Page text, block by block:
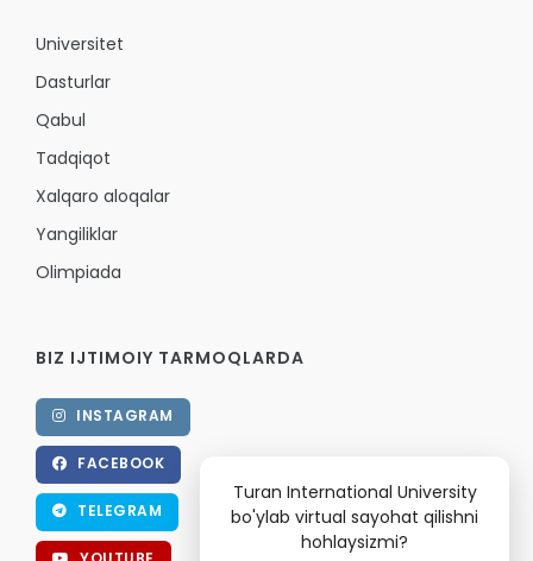
Universitet
Dasturlar
Qabul
Tadqiqot
Xalqaro aloqalar
Yangiliklar
Olimpiada
BIZ IJTIMOIY TARMOQLARDA
INSTAGRAM
FACEBOOK
TELEGRAM
Turan International University
bo'ylab virtual sayohat qilishni
hohlaysizmi?